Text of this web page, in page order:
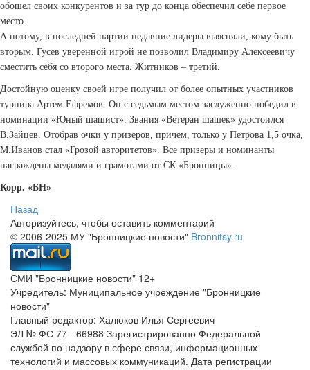
обошел своих конкурентов и за тур до конца обеспечил себе первое
место.
А потому, в последней партии недавние лидеры выясняли, кому быть
вторым. Гусев уверенной игрой не позволил Владимиру Алексеевичу
сместить себя со второго места. Житников – третий.
Достойную оценку своей игре получил от более опытных участников
турнира Артем Ефремов. Он с седьмым местом заслуженно победил в
номинации «Юный шашист». Звания «Ветеран шашек» удостоился
В.Зайцев. Отобрав очки у призеров, причем, только у Петрова 1,5 очка,
М.Иванов стал «Грозой авторитетов». Все призеры и номинанты
награждены медалями и грамотами от СК «Бронницы».
Корр. «БН»
Назад
Авторизуйтесь, чтобы оставить комментарий
© 2006-2025 МУ "Бронницкие новости" Bronnitsy.ru
СМИ "Бронницкие новости" 12+
Учредитель: Муниципальное учреждение "Бронницкие
новости"
Главный редактор: Халюков Илья Сергеевич
ЭЛ № ФС 77 - 66988 Зарегистрированно Федеральной
службой по надзору в сфере связи, информационных
технологий и массовых коммуникаций. Дата регистрации